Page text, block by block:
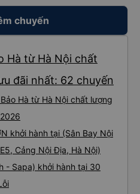
chuyến
Hà từ Hà Nội chất
đãi nhất: 62 chuyến
Hà từ Hà Nội chất lượng
khởi hành tại (Sân Bay Nội
Cảng Nội Địa, Hà Nội)
- Sapa) khởi hành tại 30